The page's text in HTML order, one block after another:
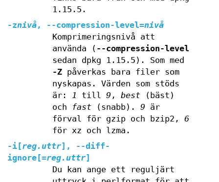
1.15.5.
-znivå, --compression-level=nivå
Komprimeringsnivå att
använda ( --compression-level
sedan dpkg 1.15.5). Som med
-Zpåverkas bara filer som
nyskapas. Värden som stöds
är: 1 till 9, best(bäst)
och
fast(snabb). 9är
förval för gzip och bzip2, 6
för xz och lzma.
-i [reg.uttr],
--diff-
ignore [=reg.uttr]
Du kan ange ett reguljärt